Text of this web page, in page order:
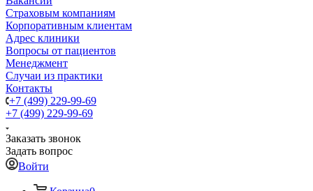
Страховым компаниям
Корпоративным клиентам
Адрес клиники
Вопросы от пациентов
Менеджмент
Случаи из практики
Контакты
+7 (499) 229-99-69
+7 (499) 229-99-69
Заказать звонок
Задать вопрос
Войти